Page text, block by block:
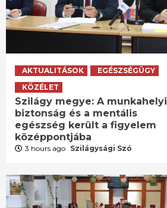
AKTUALITÁSOK
EGÉSZSÉGÜGY
KÖZÉLET
Szilágy megye: A munkahelyi
biztonság és a mentális
egészség került a figyelem
középpontjába
3 hours ago Szilágysági Szó